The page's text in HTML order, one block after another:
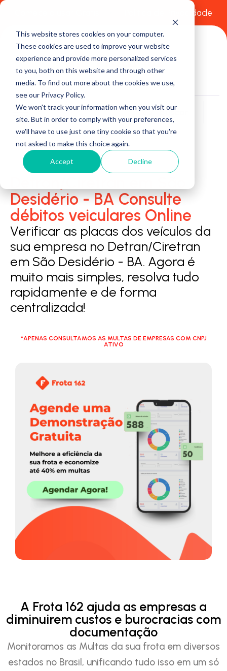
This website stores cookies on your computer.
These cookies are used to improve your website
experience and provide more personalized services
to you, both on this website and through other
media. To find out more about the cookies we use,
see our Privacy Policy.
We won't track your information when you visit our
site. But in order to comply with your preferences,
we'll have to use just one tiny cookie so that you're
not asked to make this choice again.
Accept Decline
Política de Privacidade
Buscar
Desidério - BA Consulte
débitos veiculares Online
Verificar as placas dos veículos da
sua empresa no Detran/Ciretran
em São Desidério - BA. Agora é
muito mais simples, resolva tudo
rapidamente e de forma
centralizada!
*APENAS CONSULTAMOS AS MULTAS DE EMPRESAS COM CNPJ
ATIVO
A Frota 162 ajuda as empresas a
diminuirem custos e burocracias com
documentação
Monitoramos as Multas da sua frota em diversos
estados no Brasil, unificando tudo isso em um só